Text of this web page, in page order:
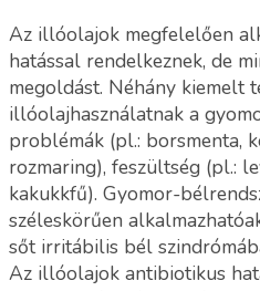
Az illóolajok megfelelően
hatással rendelkeznek, de
megoldást. Néhány kiemelt
illóolajhasználatnak a
problémák (pl.: borsmenta,
rozmaring), feszültség (pl.:
kakukkfű). Gyomor-
széleskörűen
sőt irritábilis bél
Az illóolajok antibiotikus